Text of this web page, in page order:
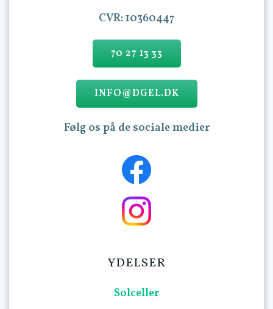
CVR: 10360447
70 27 13 33
INFO@DGEL.DK
Følg os på de sociale medier
YDELSER
Solceller